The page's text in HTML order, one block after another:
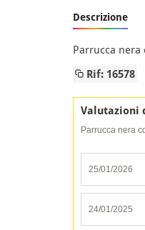
Descrizione
Parrucca
Rif: 16578
Valutazioni
Parrucca nera
25/01/2026
24/01/2025